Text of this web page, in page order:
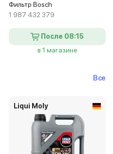
Фильтр Bosch
1 987 432 379
После 08:15
в 1 магазине
Все
Liqui Moly